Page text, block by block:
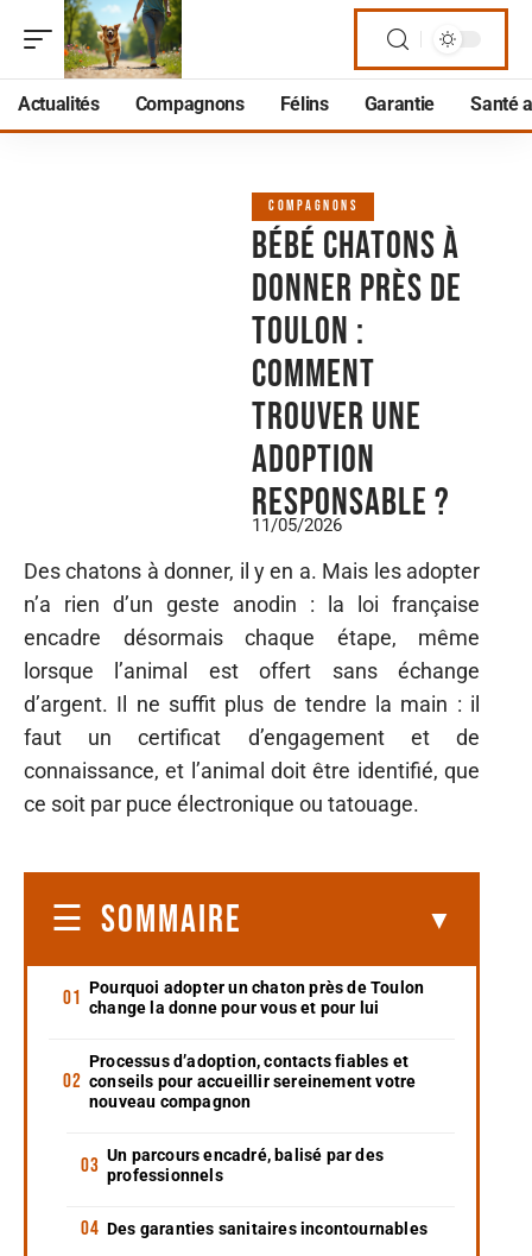
Actualités Compagnons Félins Garantie Santé
COMPAGNONS
Bébé chatons à
donner près de
Toulon :
comment
trouver une
adoption
responsable ?
11/05/2026
Des chatons à donner, il y en a. Mais les adopter
n’a rien d’un geste anodin : la loi française
encadre désormais chaque étape, même
lorsque l’animal est offert sans échange
d’argent. Il ne suffit plus de tendre la main : il
faut un certificat d’engagement et de
connaissance, et l’animal doit être identifié, que
ce soit par puce électronique ou tatouage.
SOMMAIRE
Pourquoi adopter un chaton près de Toulon
change la donne pour vous et pour lui
Processus d’adoption, contacts fiables et
conseils pour accueillir sereinement votre
nouveau compagnon
Un parcours encadré, balisé par des
professionnels
Des garanties sanitaires incontournables